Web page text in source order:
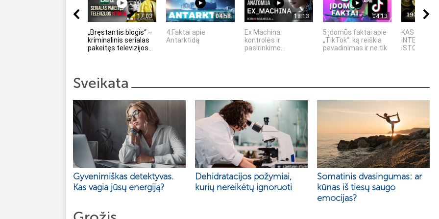
17:03
„Bręstantis blogis“ –
kriminalinis serialas
pakeitęs televizijos...
04:58
4 Faktai apie
Antarktidą
18:13
Ex Machina:
kontrolės ir
pasirinkimo...
04:13
5 įdomūs faktai apie
„TikTok“: ką reiškia
pavadinimas ir ne tik
KAS
ISTORIJA IR
Sveikata
Gyvenimiškas detektyvas.
Kas vagia jūsų energiją?
Dehidratacijos požymiai,
kurių nereikėtų ignoruoti
Somatinis dvasingumas: ar
kūnas iš tiesų saugo
emocijas?